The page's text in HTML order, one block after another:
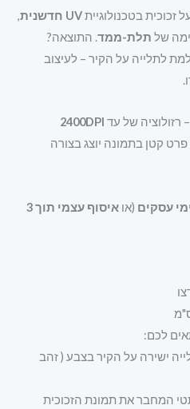
בטכנולוגייתUV חדשנית
,
של תלת-ממד. התוצאה?
לתלייה על הקיר – לעיצוב
– רזולוציה של עד 2400DPI
קטן בתמונה יוצג בצורה
(או
איסוף עצמי תוך 3
לכם:
ישירה על הקיר בצבע ( זהב
המחבר את תמונת הזכוכית